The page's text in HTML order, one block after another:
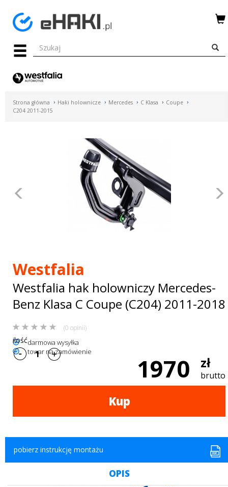
Menu
HAKI
ELEKTRYCZNE
AKCESORIA
SPORTOWE
samochodowe
Strona główna Haki holownicze Mercedes C Klasa
Coupe
C204 2011-2015
Poprzednie
Westfalia
Westfalia hak holowniczy Mercedes-
Benz Klasa C Coupe (C204) 2011-2018
(0 opinii)
darmowa wysyłka
towar na zamówienie
1970 zł
brutto
ilość
Kup
pobierz instrukcję montażu
OPIS